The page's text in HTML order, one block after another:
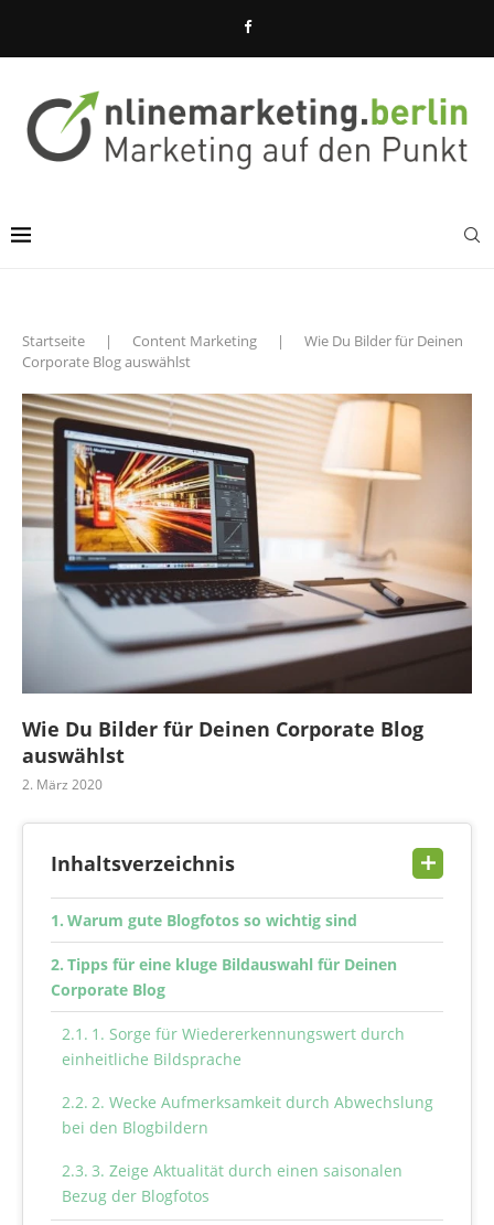
Startseite | Content Marketing |
Wie Du Bilder für Deinen
Corporate Blog auswählst
Wie Du Bilder für Deinen Corporate Blog
auswählst
2. März 2020
Inhaltsverzeichnis
Warum gute Blogfotos so wichtig sind
Tipps für eine kluge Bildauswahl für Deinen
Corporate Blog
1. Sorge für Wiedererkennungswert durch
einheitliche Bildsprache
2. Wecke Aufmerksamkeit durch Abwechslung
bei den Blogbildern
3. Zeige Aktualität durch einen saisonalen
Bezug der Blogfotos